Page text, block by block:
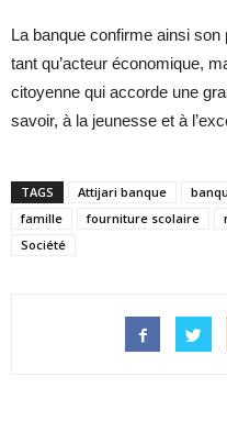
La banque confirme ainsi
tant qu’acteur économique,
citoyenne qui accorde une
savoir, à la jeunesse et à
TAGS Attijari banque
famille
fourniture scolaire
Société